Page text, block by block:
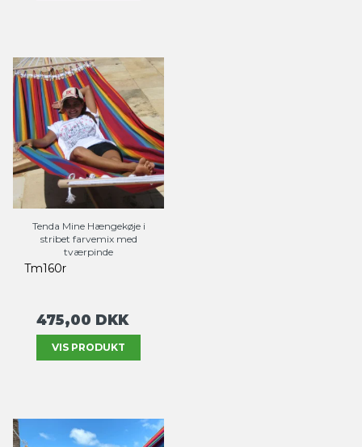
Tenda Mine Hængekøje i
stribet farvemix med
tværpinde
Tm160r
475,00 DKK
VIS PRODUKT